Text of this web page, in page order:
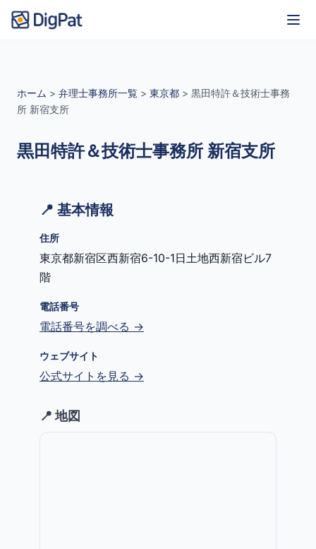
ホーム > 弁理士事務所一覧 > 東京都 > 黒田特許＆技術士事務
所 新宿支所
黒田特許＆技術士事務所 新宿支所
📍 基本情報
住所
東京都新宿区西新宿6-10-1日土地西新宿ビル7
階
電話番号
電話番号を調べる →
ウェブサイト
公式サイトを見る →
📍 地図